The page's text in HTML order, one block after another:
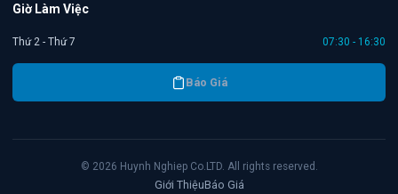
Giờ Làm Việc
Thứ 2 - Thứ 7 07:30 - 16:30
Báo Giá
© 2026 Huynh Nghiep Co.LTD. All rights reserved.
Giới ThiệuBáo Giá